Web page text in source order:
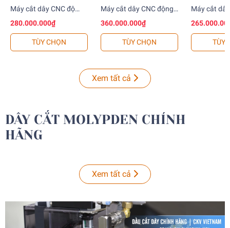
Máy cắt dây CNC độ
côn lớn
280.000.000₫
TÙY CHỌN
Máy cắt dây CNC động
cơ Servo
360.000.000₫
TÙY CHỌN
Máy cắt
đặc biệt
TÙY
Xem tất cả
DÂY CẮT MOLYPDEN CHÍNH
HÃNG
Xem tất cả